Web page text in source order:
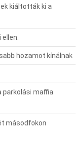
kiáltották ki a
hozamot kínálnak
parkolási maffia
másodfokon